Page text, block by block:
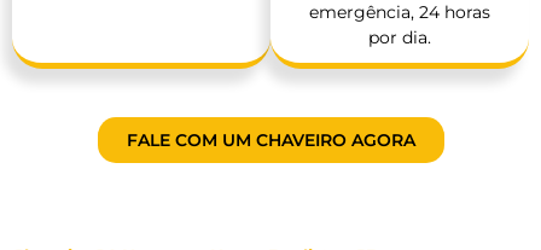
emergência, 24 horas
por dia.
FALE COM UM CHAVEIRO AGORA